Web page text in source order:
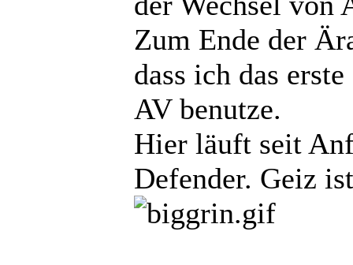
Zum Ende der
dass ich das
AV benutze.
Hier läuft seit
Defender. Geiz